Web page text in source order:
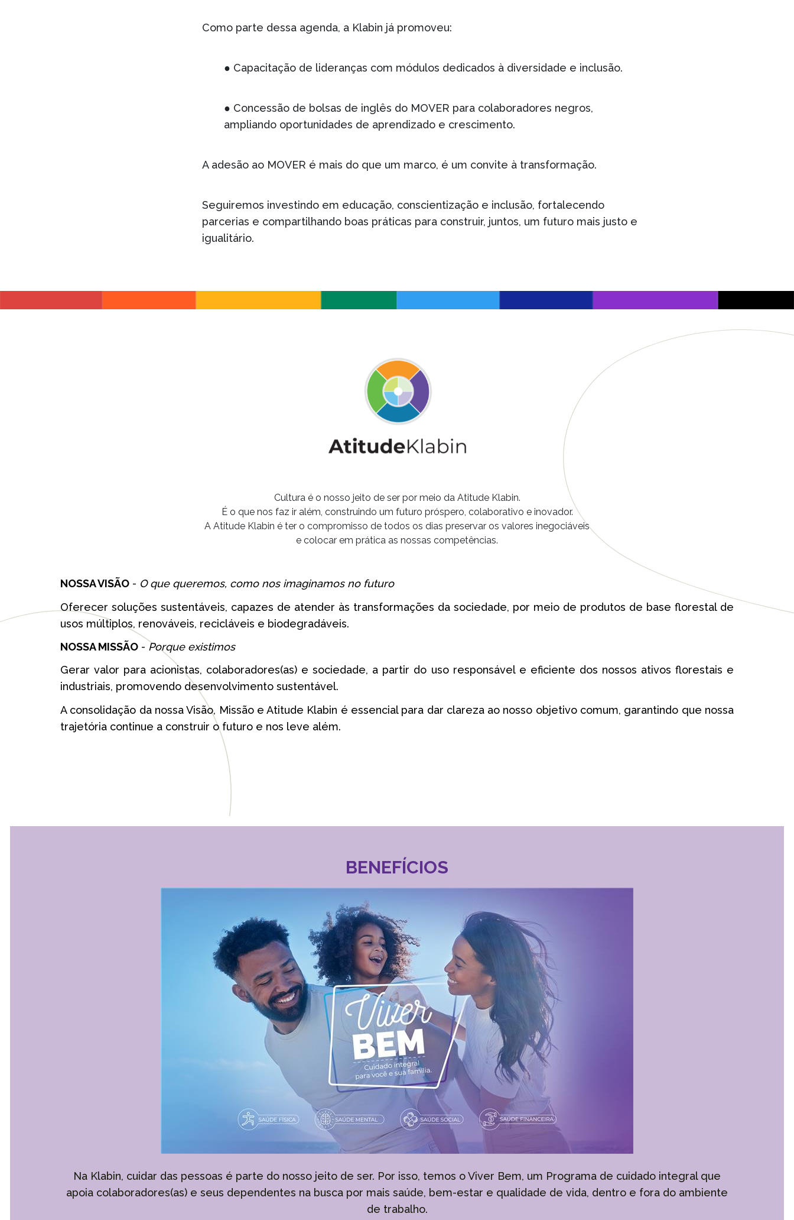
Como parte dessa agenda, a Klabin já promoveu:
● Capacitação de lideranças com módulos dedicados à diversidade e inclusão.
● Concessão de bolsas de inglês do MOVER para colaboradores negros,
ampliando oportunidades de aprendizado e crescimento.
A adesão ao MOVER é mais do que um marco, é um convite à transformação.
Seguiremos investindo em educação, conscientização e inclusão, fortalecendo
parcerias e compartilhando boas práticas para construir, juntos, um futuro mais justo e
igualitário.
Cultura é o nosso jeito de ser por meio da Atitude Klabin.
É o que nos faz ir além, construindo um futuro próspero, colaborativo e inovador.
A Atitude Klabin é ter o compromisso de todos os dias preservar os valores inegociáveis
e colocar em prática as nossas competências.
NOSSA VISÃO - O que queremos, como nos imaginamos no futuro
Oferecer soluções sustentáveis, capazes de atender às transformações da sociedade, por meio de produtos de base florestal de
usos múltiplos, renováveis, recicláveis e biodegradáveis.
NOSSA MISSÃO - Porque existimos
Gerar valor para acionistas, colaboradores(as) e sociedade, a partir do uso responsável e eficiente dos nossos ativos florestais e
industriais, promovendo desenvolvimento sustentável.
A consolidação da nossa Visão, Missão e Atitude Klabin é essencial para dar clareza ao nosso objetivo comum, garantindo que nossa
trajetória continue a construir o futuro e nos leve além.
BENEFÍCIOS
Na Klabin, cuidar das pessoas é parte do nosso jeito de ser. Por isso, temos o Viver Bem, um Programa de cuidado integral que
apoia colaboradores(as) e seus dependentes na busca por mais saúde, bem-estar e qualidade de vida, dentro e fora do ambiente
de trabalho.